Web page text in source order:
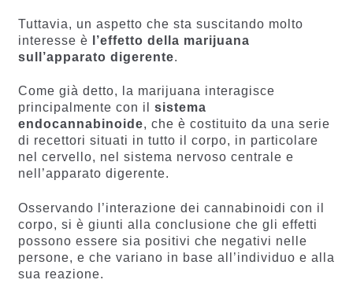
Tuttavia, un aspetto che sta suscitando molto
interesse è
l’effetto della marijuana
sull’apparato digerente.
Come già detto, la marijuana interagisce
principalmente con il sistema
endocannabinoide, che è costituito da una serie
di recettori situati in tutto il corpo, in particolare
nel cervello, nel sistema nervoso centrale e
nell’apparato digerente.
Osservando l’interazione dei cannabinoidi con il
corpo, si è giunti alla conclusione che gli effetti
possono essere sia positivi che negativi nelle
persone, e che variano in base all’individuo e alla
sua reazione.